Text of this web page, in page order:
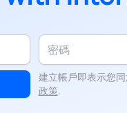
建立帳戶即表示您
政策.